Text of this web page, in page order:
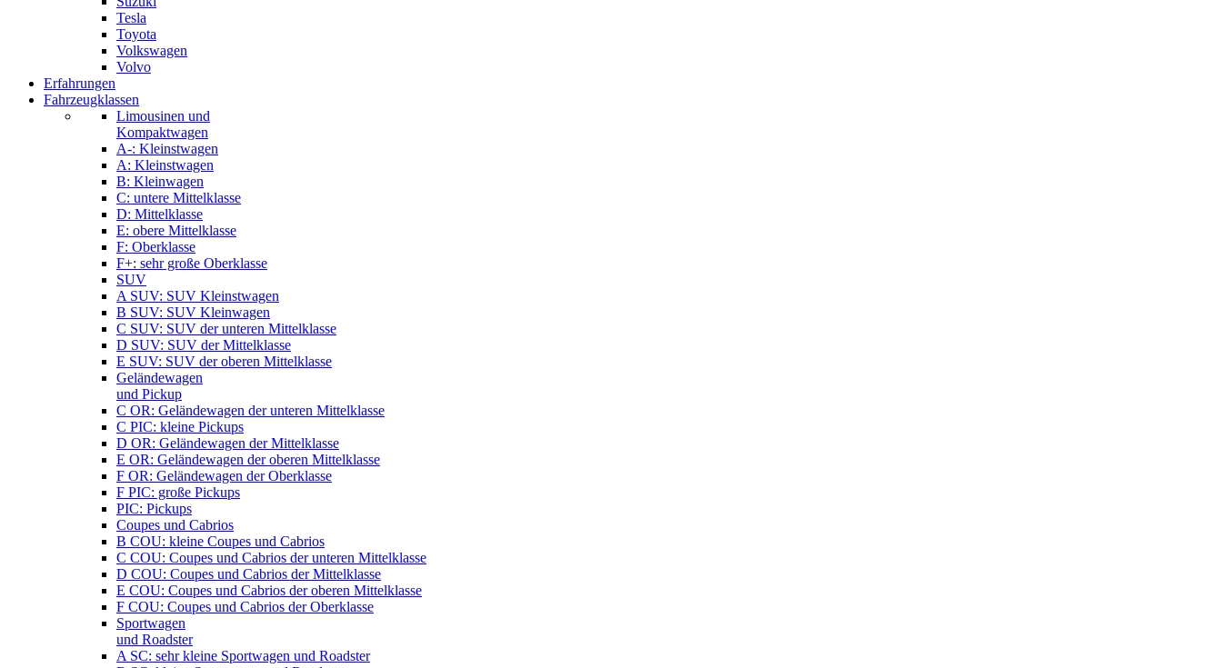
Tesla
Toyota
Volkswagen
Volvo
Erfahrungen
Fahrzeugklassen
Limousinen und
Kompaktwagen
A-: Kleinstwagen
A: Kleinstwagen
B: Kleinwagen
C: untere Mittelklasse
D: Mittelklasse
E: obere Mittelklasse
F: Oberklasse
F+: sehr große Oberklasse
SUV
A SUV: SUV Kleinstwagen
B SUV: SUV Kleinwagen
C SUV: SUV der unteren Mittelklasse
D SUV: SUV der Mittelklasse
E SUV: SUV der oberen Mittelklasse
Geländewagen
und Pickup
C OR: Geländewagen der unteren Mittelklasse
C PIC: kleine Pickups
D OR: Geländewagen der Mittelklasse
E OR: Geländewagen der oberen Mittelklasse
F OR: Geländewagen der Oberklasse
F PIC: große Pickups
PIC: Pickups
Coupes und Cabrios
B COU: kleine Coupes und Cabrios
C COU: Coupes und Cabrios der unteren Mittelklasse
D COU: Coupes und Cabrios der Mittelklasse
E COU: Coupes und Cabrios der oberen Mittelklasse
F COU: Coupes und Cabrios der Oberklasse
Sportwagen
und Roadster
A SC: sehr kleine Sportwagen und Roadster